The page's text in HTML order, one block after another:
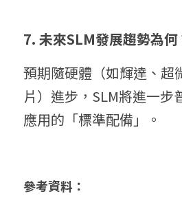
7. 未來SLM發展趨勢為何
預期隨硬體（如輝達、超
片）進步，SLM將進一步
應用的「標準配備」。
參考資料：